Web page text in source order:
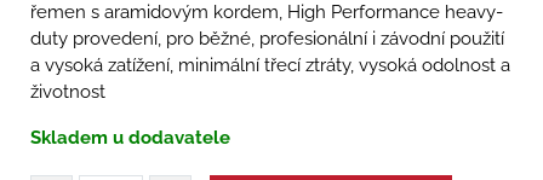
řemen s aramidovým kordem, High Performance heavy-
duty provedení, pro běžné, profesionální i závodní použití
a vysoká zatížení, minimální třecí ztráty, vysoká odolnost a
životnost
Skladem u dodavatele